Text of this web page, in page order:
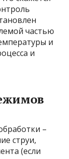
частью
и
и
–
струи,
(если